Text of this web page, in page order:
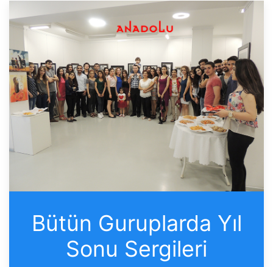
Bütün Guruplarda Yıl
Sonu Sergileri